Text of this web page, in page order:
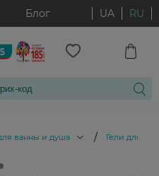
Блог UA RU
ванны и душа / Гели для